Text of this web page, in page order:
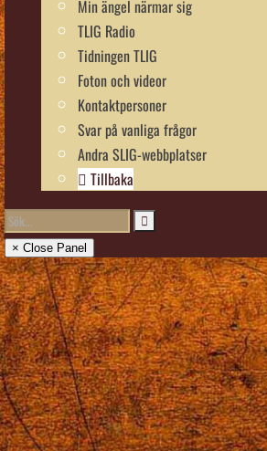
Min ängel närmar sig
TLIG Radio
Tidningen TLIG
Foton och videor
Kontaktpersoner
Svar på vanliga frågor
Andra SLIG-webbplatser
Tillbaka
× Close Panel